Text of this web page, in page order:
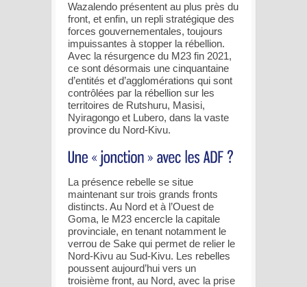
Wazalendo présentent au plus près du
front, et enfin, un repli stratégique des
forces gouvernementales, toujours
impuissantes à stopper la rébellion.
Avec la résurgence du M23 fin 2021,
ce sont désormais une cinquantaine
d’entités et d’agglomérations qui sont
contrôlées par la rébellion sur les
territoires de Rutshuru, Masisi,
Nyiragongo et Lubero, dans la vaste
province du Nord-Kivu.
La présence rebelle se situe
maintenant sur trois grands fronts
distincts. Au Nord et à l’Ouest de
Goma, le M23 encercle la capitale
provinciale, en tenant notamment le
verrou de Sake qui permet de relier le
Nord-Kivu au Sud-Kivu. Les rebelles
poussent aujourd’hui vers un
troisième front, au Nord, avec la prise